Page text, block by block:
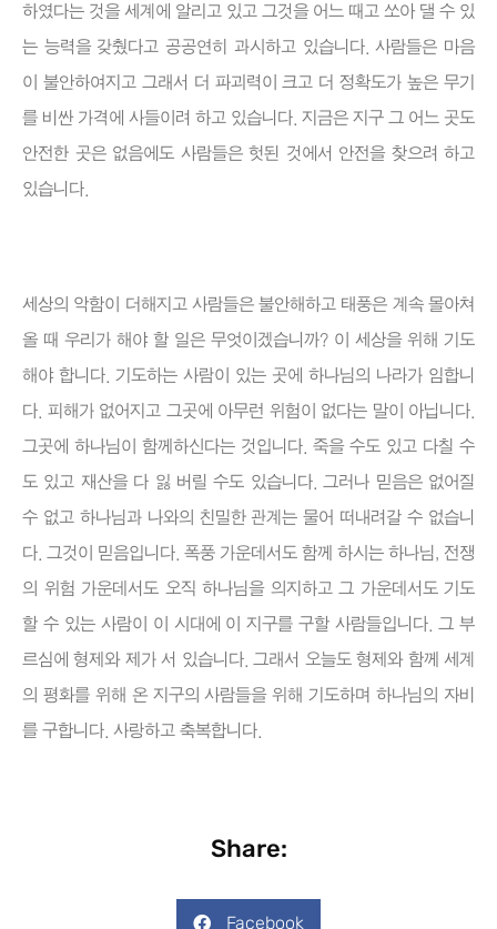
하였다는 것을 세계에 알리고 있고 그것을 어느 때고 쏘아 댈 수 있
는 능력을 갖췄다고 공공연히 과시하고 있습니다. 사람들은 마음
이 불안하여지고 그래서 더 파괴력이 크고 더 정확도가 높은 무기
를 비싼 가격에 사들이려 하고 있습니다. 지금은 지구 그 어느 곳도
안전한 곳은 없음에도 사람들은 헛된 것에서 안전을 찾으려 하고
있습니다.
세상의 악함이 더해지고 사람들은 불안해하고 태풍은 계속 몰아쳐
올 때 우리가 해야 할 일은 무엇이겠습니까? 이 세상을 위해 기도
해야 합니다. 기도하는 사람이 있는 곳에 하나님의 나라가 임합니
다. 피해가 없어지고 그곳에 아무런 위험이 없다는 말이 아닙니다.
그곳에 하나님이 함께하신다는 것입니다. 죽을 수도 있고 다칠 수
도 있고 재산을 다 잃 버릴 수도 있습니다. 그러나 믿음은 없어질
수 없고 하나님과 나와의 친밀한 관계는 물어 떠내려갈 수 없습니
다. 그것이 믿음입니다. 폭풍 가운데서도 함께 하시는 하나님, 전쟁
의 위험 가운데서도 오직 하나님을 의지하고 그 가운데서도 기도
할 수 있는 사람이 이 시대에 이 지구를 구할 사람들입니다. 그 부
르심에 형제와 제가 서 있습니다. 그래서 오늘도 형제와 함께 세계
의 평화를 위해 온 지구의 사람들을 위해 기도하며 하나님의 자비
를 구합니다. 사랑하고 축복합니다.
Share:
Facebook